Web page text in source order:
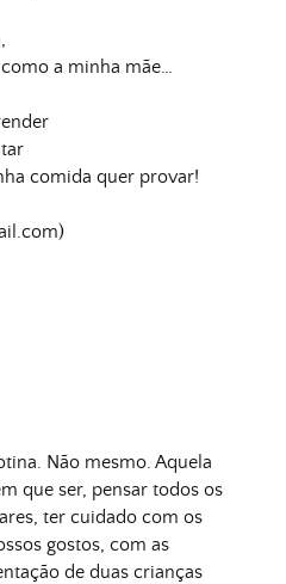
a minha mãe…
comida quer provar!
)
Não mesmo. Aquela
que ser, pensar todos os
ter cuidado com os
gostos, com as
de duas crianças